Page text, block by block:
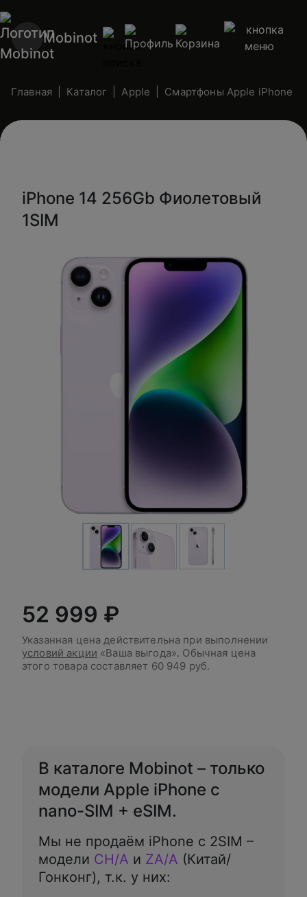
Mobinot
Главная Каталог Apple Смартфоны Apple iPhone
iPhone 14 256Gb Фиолетовый
1SIM
52 999 ₽
Указанная цена действительна при выполнении
условий акции «Ваша выгода». Обычная цена
этого товара составляет 60 949 руб.
В каталоге Mobinot – только
модели Apple iPhone с
nano-SIM + eSIM.
Мы не продаём iPhone с 2SIM –
модели CH/A и ZA/A (Китай/
Гонконг), т.к. у них: